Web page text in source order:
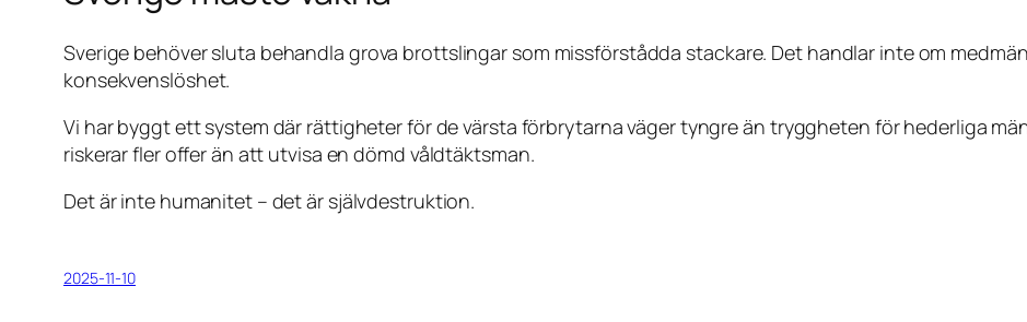
Sverige behöver sluta behandla grova brottslingar som missförstådda stackare. Det handlar inte om
konsekvenslöshet.
Vi har byggt ett system där rättigheter för de värsta förbrytarna väger tyngre än tryggheten för hederliga
riskerar fler offer än att utvisa en dömd våldtäktsman.
Det är inte humanitet – det är självdestruktion.
2025-11-10